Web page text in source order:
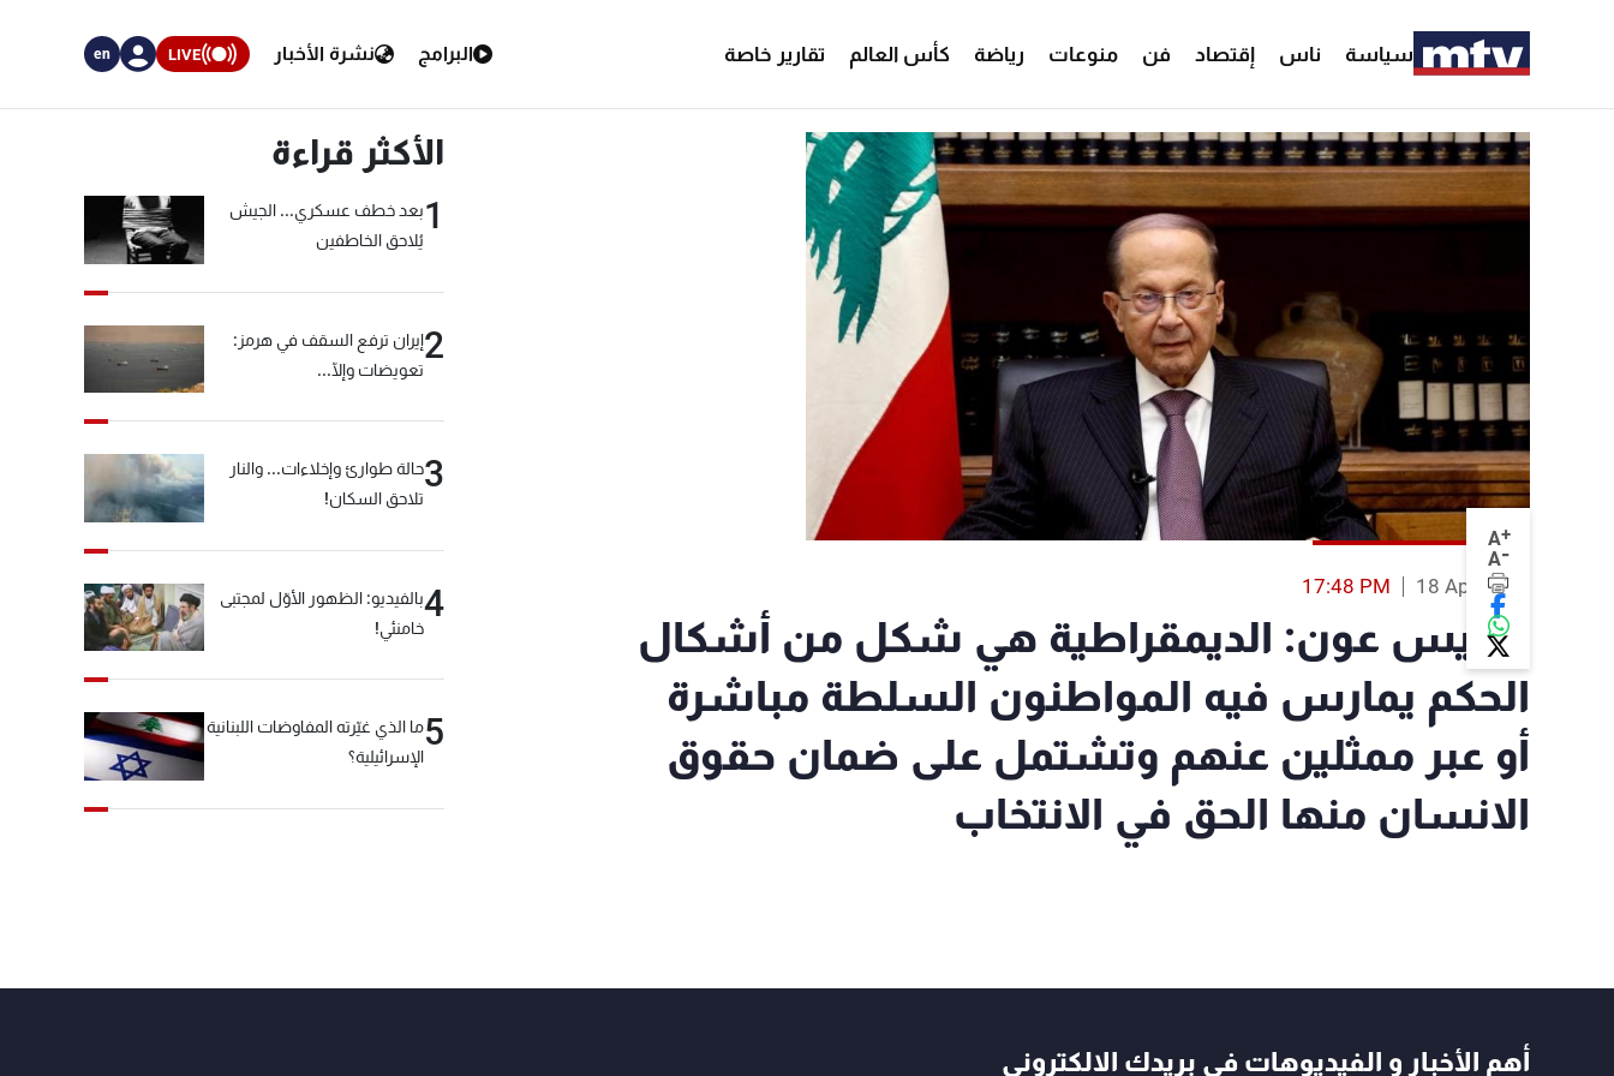
سياسة ناس إقتصاد فن منوعات رياضة كأس العالم تقارير خاصة البرامج نشرة الأخبار LIVE
en
A+
A-
18 Apr 2018
17:48 PM
الرئيس عون: الديمقراطية هي شكل من أشكال
الحكم يمارس فيه المواطنون السلطة مباشرة
أو عبر ممثلين عنهم وتشتمل على ضمان حقوق
الانسان منها الحق في الانتخاب
الأكثر قراءة
1بعد خطف عسكري... الجيش
يُلاحق الخاطفين
2إيران ترفع السقف في هرمز:
تعويضات وإلّا...
3حالة طوارئ وإخلاءات... والنار
تلاحق السكان!
4بالفيديو: الظهور الأوّل لمجتبى
خامنئي!
5ما الذي غيّرته المفاوضات اللبنانية
الإسرائيلية؟
أهم الأخبار و الفيديوهات في بريدك الالكتروني